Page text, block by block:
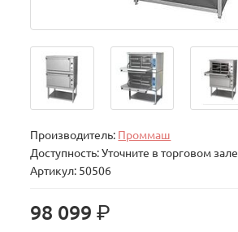
Производитель: Проммаш
Доступность: Уточните в торговом зале
Артикул: 50506
98 099р.